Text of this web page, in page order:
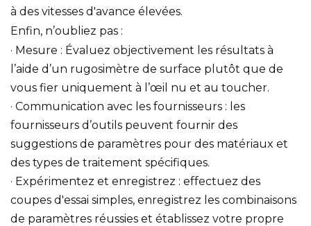
à des vitesses d'avance élevées.
Enfin, n’oubliez pas :
· Mesure : Évaluez objectivement les résultats à
l’aide d’un rugosimètre de surface plutôt que de
vous fier uniquement à l’œil nu et au toucher.
· Communication avec les fournisseurs : les
fournisseurs d’outils peuvent fournir des
suggestions de paramètres pour des matériaux et
des types de traitement spécifiques.
· Expérimentez et enregistrez : effectuez des
coupes d'essai simples, enregistrez les combinaisons
de paramètres réussies et établissez votre propre